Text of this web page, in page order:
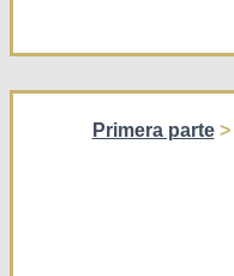
Primera parte>